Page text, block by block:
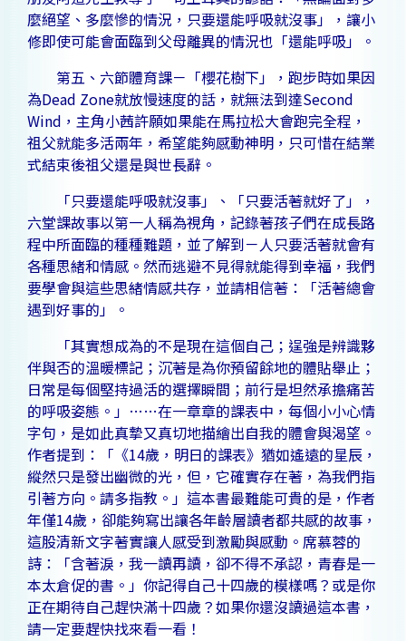
麼絕望、多麼慘的情況，只要還能呼吸就沒事」，讓小
修即使可能會面臨到父母離異的情況也「還能呼吸」。
第五、六節體育課－「櫻花樹下」，跑步時如果因
為Dead Zone就放慢速度的話，就無法到達Second
Wind，主角小茜許願如果能在馬拉松大會跑完全程，
祖父就能多活兩年，希望能夠感動神明，只可惜在結業
式結束後祖父還是與世長辭。
「只要還能呼吸就沒事」、「只要活著就好了」，
六堂課故事以第一人稱為視角，記錄著孩子們在成長路
程中所面臨的種種難題，並了解到－人只要活著就會有
各種思緒和情感。然而逃避不見得就能得到幸福，我們
要學會與這些思緒情感共存，並請相信著：「活著總會
遇到好事的」。
「其實想成為的不是現在這個自己；逞強是辨識夥
伴與否的溫暖標記；沉著是為你預留餘地的體貼舉止；
日常是每個堅持過活的選擇瞬間；前行是坦然承擔痛苦
的呼吸姿態。」……在一章章的課表中，每個小小心情
字句，是如此真摯又真切地描繪出自我的體會與渴望。
作者提到：「《14歲，明日的課表》猶如遙遠的星辰，
縱然只是發出幽微的光，但，它確實存在著，為我們指
引著方向。請多指教。」這本書最難能可貴的是，作者
年僅14歲，卻能夠寫出讓各年齡層讀者都共感的故事，
這股清新文字著實讓人感受到激勵與感動。席慕蓉的
詩：「含著淚，我一讀再讀，卻不得不承認，青春是一
本太倉促的書。」你記得自己十四歲的模樣嗎？或是你
正在期待自己趕快滿十四歲？如果你還沒讀過這本書，
請一定要趕快找來看一看！